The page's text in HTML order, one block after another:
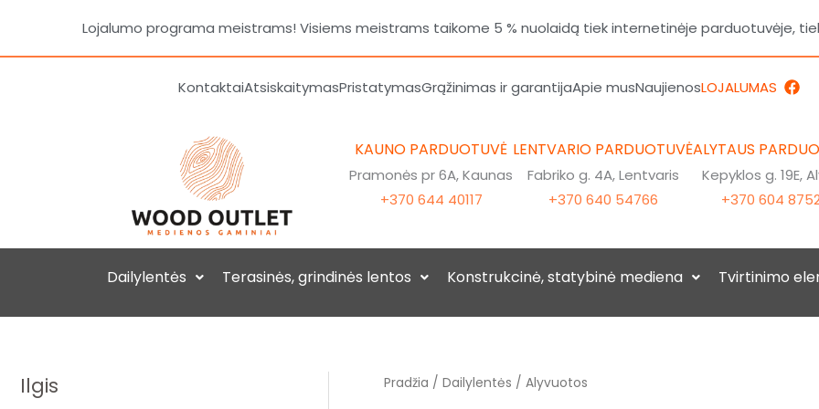
turinio
Lojalumo programa meistrams! Visiems meistrams taikome 5 % nuolaidą tiek internetinėje parduotuvėje,
KontaktaiAtsiskaitymasPristatymasGrąžinimas ir garantijaApie musNaujienosLOJALUMAS F
a
b
o
o
k
KAUNO PARDUOTUVĖ
Pramonės pr 6A, Kaunas
+370 644 40117
LENTVARIO PARDUOTUVĖ
Fabriko g. 4A, Lentvaris
+370 640 54766
ALYTAUS
Kepyklos g. 19E,
+370 604
Dailylentės Terasinės, grindinės lentos Konstrukcinė, statybinė mediena Tvirtinimo
Ilgis Pradžia / Dailylentės / Alyvuotos